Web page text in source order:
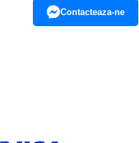
Contacteaza-ne